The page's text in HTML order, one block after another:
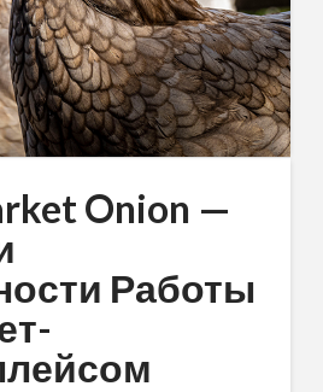
Onion —
Работы